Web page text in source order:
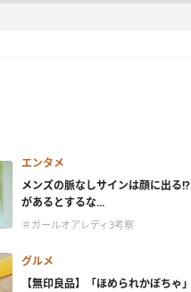
エンタメ
メンズの脈なしサインは顔に出
があるとするな...
＃ガールオアレディ3考察
グルメ
【無印良品】「ほめられかぼちゃ